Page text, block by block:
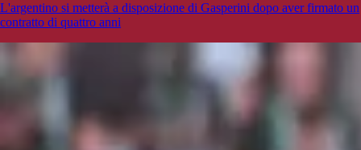
L'argentino si metterà a disposizione di Gasperini dopo aver firmato un
contratto di quattro anni